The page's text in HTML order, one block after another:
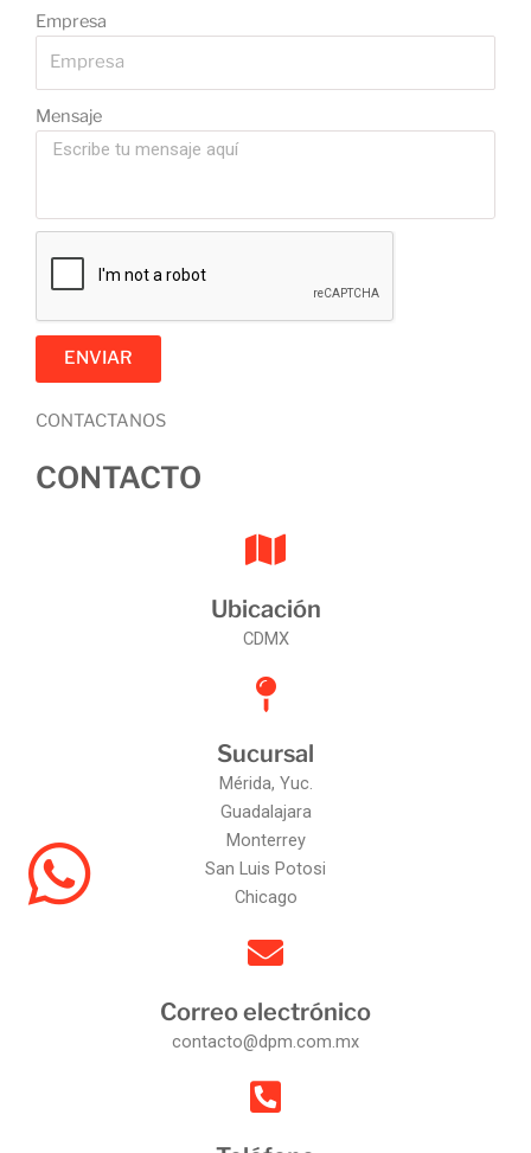
Empresa
Mensaje
ENVIAR
CONTACTANOS
CONTACTO
Ubicación
CDMX
Sucursal
Mérida, Yuc.
Guadalajara
Monterrey
San Luis Potosi
Chicago
Correo electrónico
contacto@dpm.com.mx